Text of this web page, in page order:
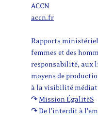
ACCN
accn.fr
Rapports
femmes et des
responsabilité, aux
moyens de
à la visibilité
↷Mission ÉgalitéS
↷De l'interdit à